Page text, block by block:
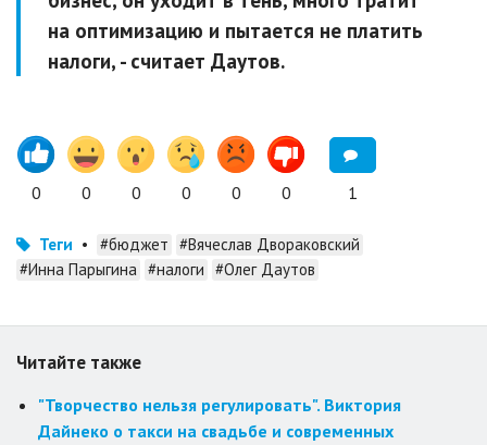
на оптимизацию и пытается не платить
налоги, - считает Даутов.
0 0 0 0 0 0 1
Теги • #бюджет #Вячеслав Двораковский
#Инна Парыгина #налоги #Олег Даутов
Читайте также
"Творчество нельзя регулировать". Виктория
Дайнеко о такси на свадьбе и современных